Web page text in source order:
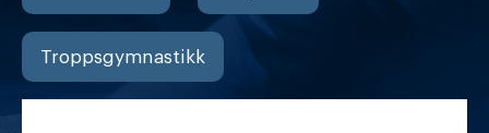
Troppsgymnastikk